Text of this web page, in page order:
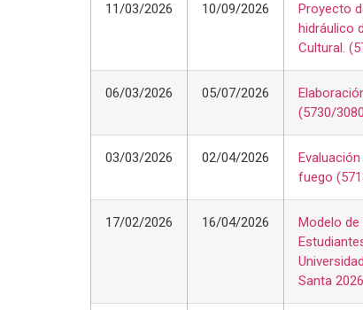
11/03/2026 10/09/2026
Proyecto
hidráulico
Cultural.
06/03/2026 05/07/2026
(5730/
03/03/2026 02/04/2026
fuego
17/02/2026 16/04/2026
Modelo de
Santa